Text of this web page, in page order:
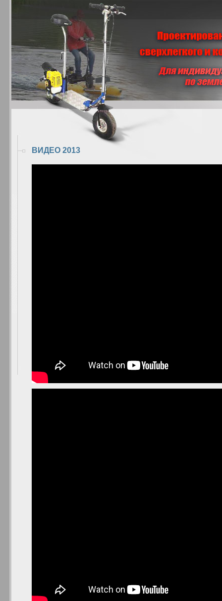
ВИДЕО 2013